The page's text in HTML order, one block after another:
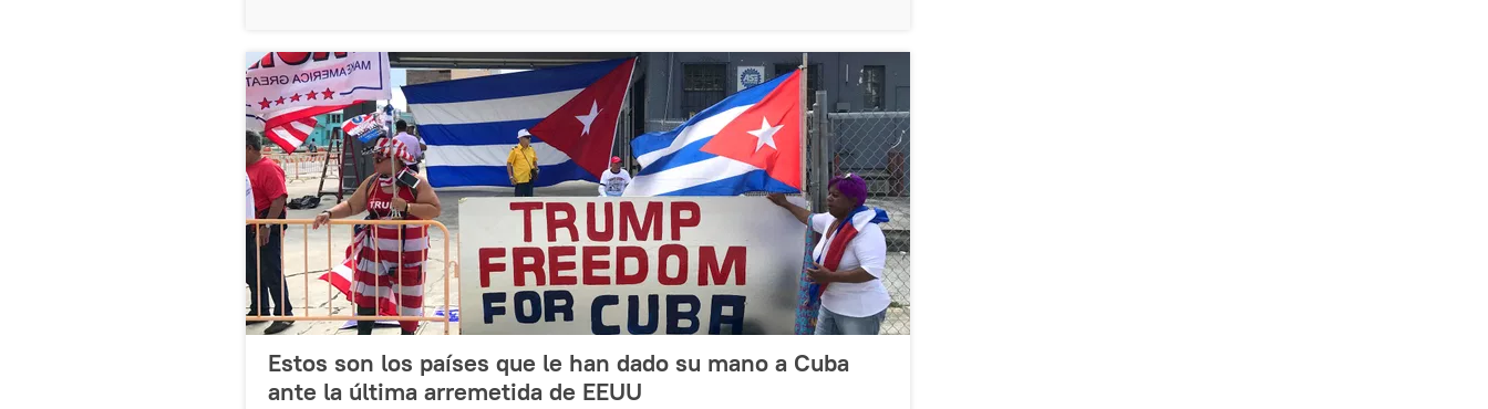
Estos son los países que le han dado su mano a Cuba
ante la última arremetida de EEUU